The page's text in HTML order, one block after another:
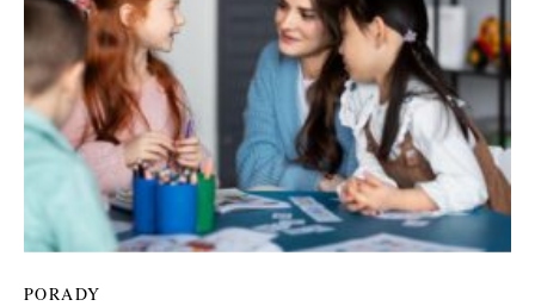
PORADY